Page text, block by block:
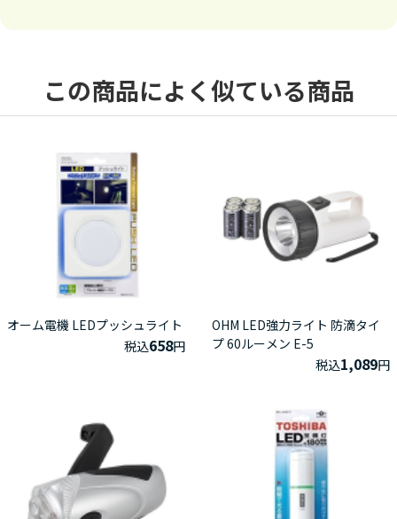
この商品によく似ている商品
オーム電機 LEDプッシュライト
税込658円
OHM LED強力ライト 防滴タイ
プ 60ルーメン E-5
税込1,089円